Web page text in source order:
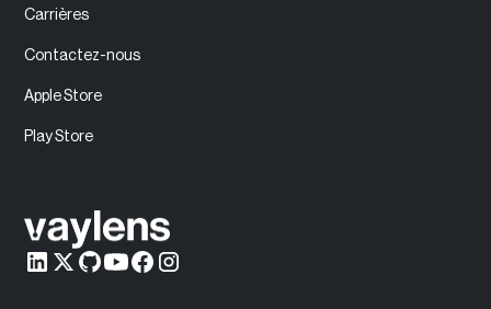
Carrières
Contactez-nous
Apple Store
Play Store